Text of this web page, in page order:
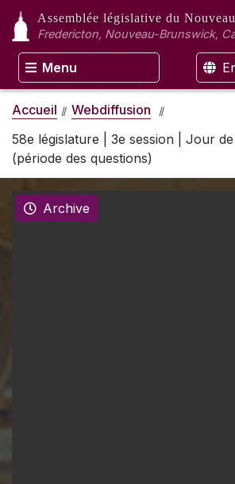
Assemblée législative du
Fredericton, Nouveau-Brunswick,
Menu
Accueil
Webdiffusion
58e législature | 3e session | Jour
(période des questions)
Archive